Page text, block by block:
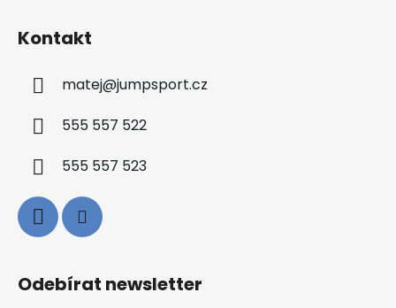
Kontakt
matej@jumpsport.cz
555 557 522
555 557 523
Odebírat newsletter